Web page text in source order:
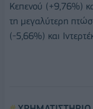
Κεπενού (+9,76%)
τη μεγαλύτερη
(-5,66%) και